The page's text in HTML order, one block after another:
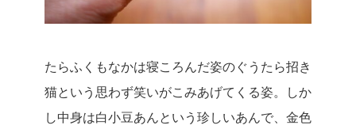
たらふくもなかは寝ころんだ姿のぐうたら招き
猫という思わず笑いがこみあげてくる姿。しか
し中身は白小豆あんという珍しいあんで、金色